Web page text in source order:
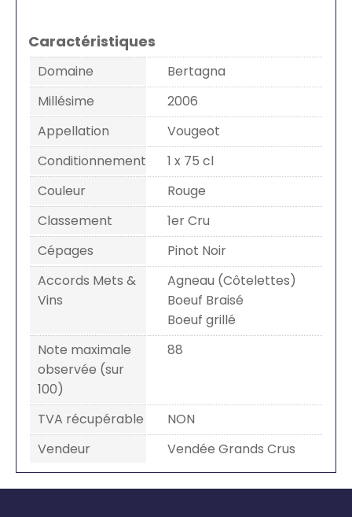
Caractéristiques
Domaine
Bertagna
Millésime
2006
Appellation
Vougeot
Conditionnement
1 x 75 cl
Couleur
Rouge
Classement
1er Cru
Cépages
Pinot Noir
Accords Mets &
Vins
Agneau (Côtelettes)
Boeuf Braisé
Boeuf grillé
Note maximale
observée (sur
100)
88
TVA récupérable
NON
Vendeur
Vendée Grands Crus